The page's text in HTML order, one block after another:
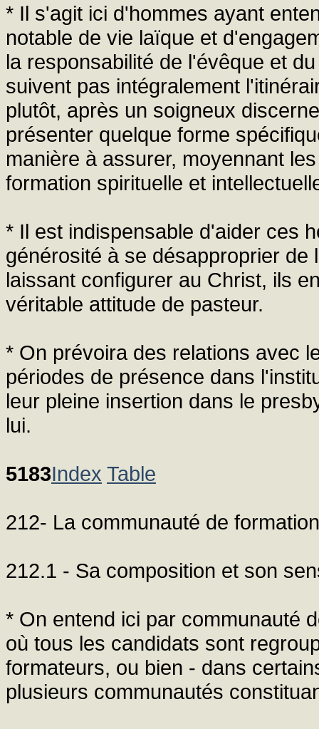
* Il s'agit ici d'hommes ayant
notable de vie laïque et
la responsabilité de l'évêque et
suivent pas intégralement
plutôt, après un soigneux
présenter quelque forme
manière à assurer, moyennant
formation spirituelle et
* Il est indispensable d'aider ces
générosité à se désapproprier
laissant configurer au Christ, ils
véritable attitude de pasteur.
* On prévoira des relations avec
périodes de présence dans
leur pleine insertion dans le
lui.
5183Index Table
212- La communauté de formation
212.1 - Sa composition et son
* On entend ici par communauté
où tous les candidats sont
formateurs, ou bien - dans
plusieurs communautés